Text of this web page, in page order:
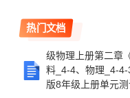
热门文档
级物理上册第二章
料_4-4、物理_4-
版8年级上册单元测